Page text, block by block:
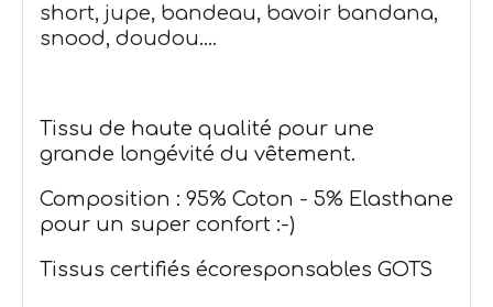
short, jupe, bandeau, bavoir bandana,
snood, doudou....
Tissu de haute qualité pour une
grande longévité du vêtement.
Composition : 95% Coton - 5% Elasthane
pour un super confort :-)
Tissus certifiés écoresponsables GOTS